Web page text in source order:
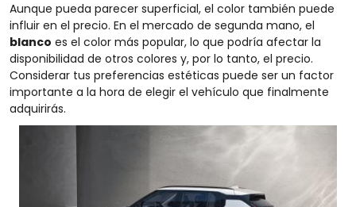
Aunque pueda parecer superficial, el color también puede
influir en el precio. En el mercado de segunda mano, el
blanco es el color más popular, lo que podría afectar la
disponibilidad de otros colores y, por lo tanto, el precio.
Considerar tus preferencias estéticas puede ser un factor
importante a la hora de elegir el vehículo que finalmente
adquirirás.